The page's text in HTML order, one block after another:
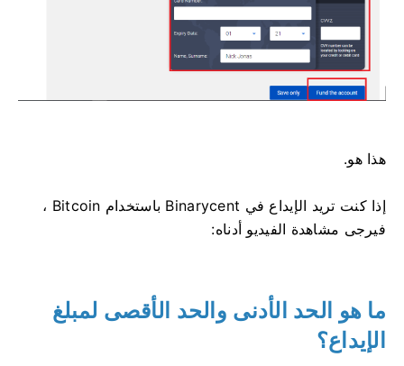
هذا هو.
إذا كنت تريد الإيداع في Binarycent باستخدام Bitcoin ،
فيرجى مشاهدة الفيديو أدناه:
ما هو الحد الأدنى والحد الأقصى لمبلغ
الإيداع؟